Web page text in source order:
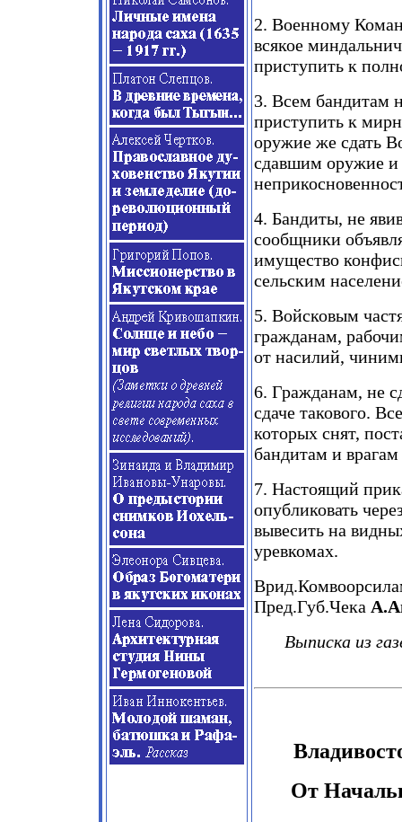
2. Военному
всякое
приступить к
3. Всем бандитам
приступить к
оружие же сдать
сдавшим оружие и
4. Бандиты, не
сообщники
имущество
сельским
5. Войсковым
гражданам,
от насилий,
6. Гражданам, не
сдаче такового.
которых снят,
бандитам и
7. Настоящий
опубликовать
вывесить на
уревкомах.
Пред.Губ.Чека
Выписка из
От